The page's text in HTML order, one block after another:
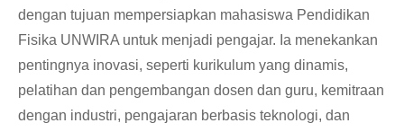
dengan tujuan mempersiapkan mahasiswa Pendidikan
Fisika UNWIRA untuk menjadi pengajar. Ia menekankan
pentingnya inovasi, seperti kurikulum yang dinamis,
pelatihan dan pengembangan dosen dan guru, kemitraan
dengan industri, pengajaran berbasis teknologi, dan